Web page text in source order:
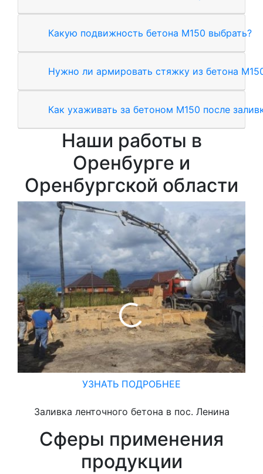
Какую подвижность бетона М150 выбрать?
Нужно ли армировать стяжку из бетона
Как ухаживать за бетоном М150 после
Наши работы в
Оренбурге и
Оренбургской области
УЗНАТЬ ПОДРОБНЕЕ
Заливка ленточного бетона в пос. Ленина
Сферы применения
продукции